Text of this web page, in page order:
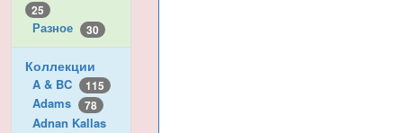
25
Разное 30
Коллекции
A & BC 115
Adams 78
Adnan Kallas